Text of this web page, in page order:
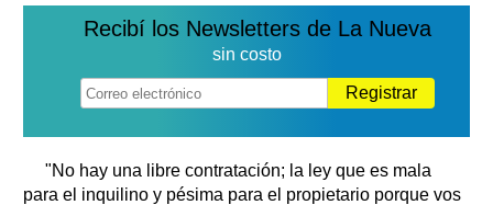
Recibí los Newsletters de La Nueva
sin costo
Registrar
"No hay una libre contratación; la ley que es mala
para el inquilino y pésima para el propietario porque vos